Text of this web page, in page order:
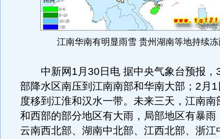
江南华南有明显雨雪 贵州湖南等地持续
中新网1月30日电 据中央气象台预报，
部降水区南压到江南南部和华南大部；2月
度移到江淮和汉水一带。未来三天，江南南
和西部的部分地区有大雨，局部地区有暴雨
云南西北部、湖南中北部、江西北部、浙江